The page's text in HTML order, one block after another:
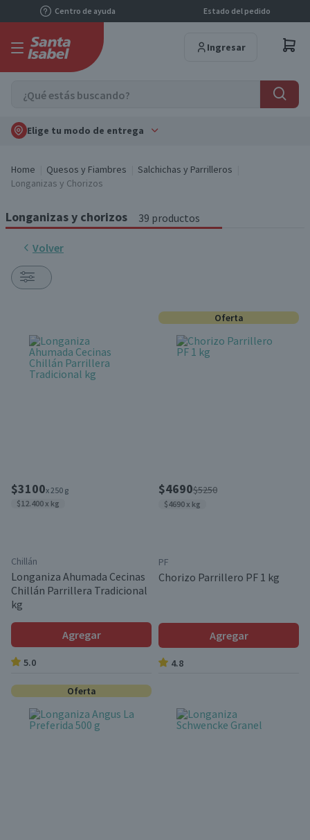
Centro de ayuda Estado del pedido
Ingresar
Elige tu modo de entrega
Home Quesos y Fiambres
Salchichas y Parrilleros
Longanizas y Chorizos
Longanizas y chorizos 39 productos
Volver
$3100x 250 g
$12.400 x kg
Chillán
Longaniza Ahumada Cecinas
Chillán Parrillera Tradicional
kg
Agregar
5.0
Oferta
$4690$5250
$4690 x kg
PF
Chorizo Parrillero PF 1 kg
Agregar
4.8
Oferta